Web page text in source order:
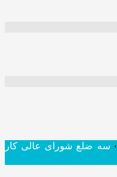
› سه ضلع شورای عالی کار